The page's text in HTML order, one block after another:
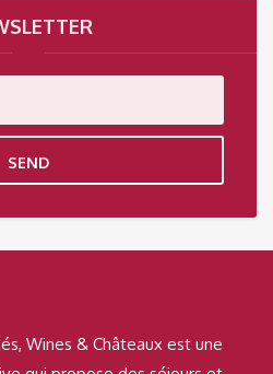
SEND
Wines & Châteaux est une